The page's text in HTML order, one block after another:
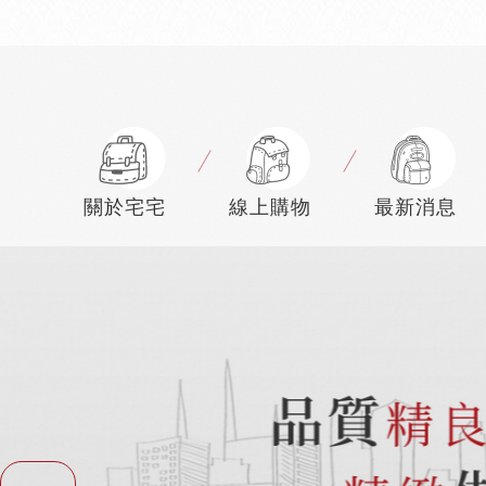
關於宅宅 線上購物 最新消息